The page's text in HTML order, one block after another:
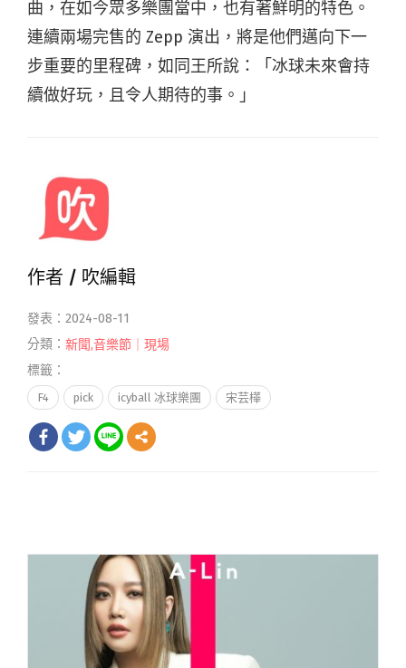
曲，在如今眾多樂團當中，也有著鮮明的特色。
連續兩場完售的 Zepp 演出，將是他們邁向下一
步重要的里程碑，如同王所說：「冰球未來會持
續做好玩，且令人期待的事。」
作者 / 吹編輯
發表：2024-08-11
分類： 新聞,音樂節｜現場
標籤：
F4 pick icyball 冰球樂團 宋芸樺